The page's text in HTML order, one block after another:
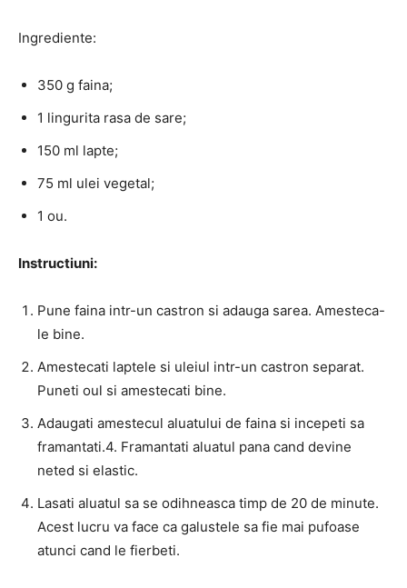
Ingrediente:
350 g faina;
1 lingurita rasa de sare;
150 ml lapte;
75 ml ulei vegetal;
1 ou.
Instructiuni:
Pune faina intr-un castron si adauga sarea. Amesteca-
le bine.
Amestecati laptele si uleiul intr-un castron separat.
Puneti oul si amestecati bine.
Adaugati amestecul aluatului de faina si incepeti sa
framantati.4. Framantati aluatul pana cand devine
neted si elastic.
Lasati aluatul sa se odihneasca timp de 20 de minute.
Acest lucru va face ca galustele sa fie mai pufoase
atunci cand le fierbeti.